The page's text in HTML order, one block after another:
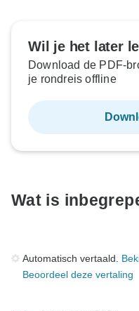
Wil je het later
Download de PDF-
je rondreis offline
Wat is
Automatisch vertaald.
Beoordeel deze vertaling